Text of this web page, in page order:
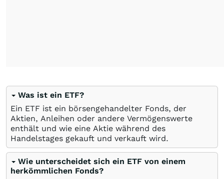
Was ist ein ETF?
Ein ETF ist ein börsengehandelter Fonds, der
Aktien, Anleihen oder andere Vermögenswerte
enthält und wie eine Aktie während des
Handelstages gekauft und verkauft wird.
Wie unterscheidet sich ein ETF von einem
herkömmlichen Fonds?